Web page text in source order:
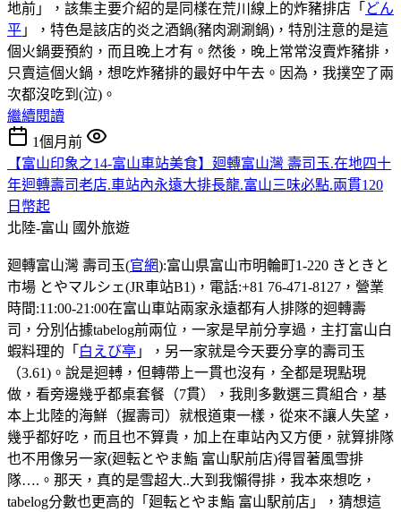
地前」，該集主要介紹的是同樣在荒川線上的炸豬排店「 どん
平 」，特色是該店的炎之酒鍋(豬肉涮涮鍋)，特別注意的是這
個火鍋要預約，而且晚上才有。然後，晚上常常沒賣炸豬排，
只賣這個火鍋，想吃炸豬排的最好中午去。因為，我撲空了兩
次都沒吃到(泣)。
繼續閱讀
1個月前
【富山印象之14-富山車站美食】廻轉富山灣 壽司玉.在地四十
年迴轉壽司老店.車站內永遠大排長龍.富山三味必點.兩貫120
日幣起
北陸-富山 國外旅遊
廻轉富山灣 壽司玉(官網):富山県富山市明輪町1-220 きときと
市場 とやマルシェ(JR車站B1)，電話:+81 76-471-8127，營業
時間:11:00-21:00在富山車站兩家永遠都有人排隊的迴轉壽
司，分別佔據tabelog前兩位，一家是早前分享過，主打富山白
蝦料理的「 白えび亭 」，另一家就是今天要分享的壽司玉
（3.61)。說是迴𨍭，但轉帶上一貫也沒有，全都是現點現
做，看旁邊幾乎都桌套餐（7貫），我則多數選三貫組合，基
本上北陸的海鮮（握壽司）就根道東一樣，從來不讓人失望，
幾乎都好吃，而且也不算貴，加上在車站內又方便，就算排隊
也不用像另一家(廻転とやま鮨 富山駅前店)得冒著風雪排
隊….。那天，真的是雪超大..大到我懶得排，我本來想吃，
tabelog分數也更高的「廻転とやま鮨 富山駅前店」，猜想這